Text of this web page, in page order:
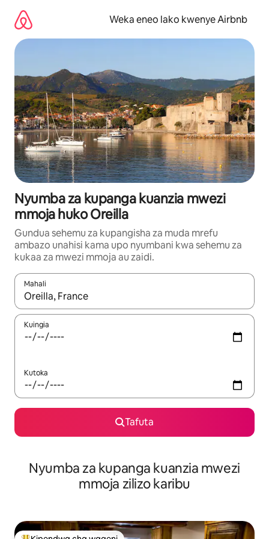
kwenda
kwenye
maudhui
Weka eneo lako kwenye Airbnb
Nyumba za kupanga kuanzia mwezi
mmoja huko Oreilla
Gundua sehemu za kupangisha za muda mrefu
ambazo unahisi kama upo nyumbani kwa sehemu za
kukaa za mwezi mmoja au zaidi.
Mahali
Wakati matokeo yanapatikana, vinjari kwa kutumia vitufe vya
Kuingia
Kutoka
Tafuta
Nyumba za kupanga kuanzia mwezi
mmoja zilizo karibu